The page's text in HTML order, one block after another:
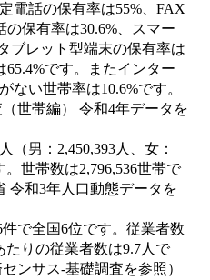
電話の保有率は55%、FAX
の保有率は30.6%、スマー
ブレット型端末の保有率は
65.4%です。またインター
ない世帯率は10.6%です。
世帯編） 令和4年データを
（男：2,450,393人、女：
。世帯数は2,796,536世帯で
令和3年人口動態データを
で全国6位です。従業者数
たりの従業者数は9.7人で
ンサス‐基礎調査を参照）